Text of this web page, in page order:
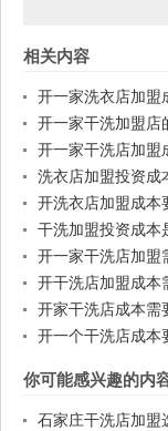
相关内容
开一家洗衣店加盟
开一家干洗加盟店
开一家干洗店加盟
洗衣店加盟投资成
开洗衣店加盟成本
干洗加盟投资成本
开一家干洗店加盟
开干洗店加盟成本
开家干洗店成本需
开一个干洗店成本
你可能感兴趣的内
石家庄干洗店加盟